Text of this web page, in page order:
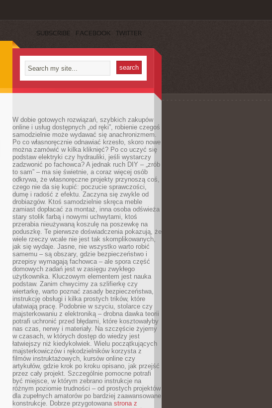
SUBSCRIBE FACEBOOK TWITTER
W dobie gotowych rozwiązań, szybkich zakupów
online i usług dostępnych „od ręki”, robienie czegoś
samodzielnie może wydawać się anachronizmem.
Po co własnoręcznie odnawiać krzesło, skoro nowe
można zamówić w kilka kliknięć? Po co uczyć się
podstaw elektryki czy hydrauliki, jeśli wystarczy
zadzwonić po fachowca? A jednak ruch DIY – „zrób
to sam” – ma się świetnie, a coraz więcej osób
odkrywa, że własnoręczne projekty przynoszą coś,
czego nie da się kupić: poczucie sprawczości,
dumę i radość z efektu. Zaczyna się zwykle od
drobiazgów. Ktoś samodzielnie skręca meble
zamiast dopłacać za montaż, inna osoba odświeża
stary stolik farbą i nowymi uchwytami, ktoś
przerabia nieużywaną koszulę na poszewkę na
poduszkę. Te pierwsze doświadczenia pokazują, że
wiele rzeczy wcale nie jest tak skomplikowanych,
jak się wydaje. Jasne, nie wszystko warto robić
samemu – są obszary, gdzie bezpieczeństwo i
przepisy wymagają fachowca – ale spora część
domowych zadań jest w zasięgu zwykłego
użytkownika. Kluczowym elementem jest nauka
podstaw. Zanim chwycimy za szlifierkę czy
wiertarkę, warto poznać zasady bezpieczeństwa,
instrukcję obsługi i kilka prostych trików, które
ułatwiają pracę. Podobnie w szyciu, stolarce czy
majsterkowaniu z elektroniką – drobna dawka teorii
potrafi uchronić przed błędami, które kosztowałyby
nas czas, nerwy i materiały. Na szczęście żyjemy
w czasach, w których dostęp do wiedzy jest
łatwiejszy niż kiedykolwiek. Wielu początkujących
majsterkowiczów i rękodzielników korzysta z
filmów instruktażowych, kursów online czy
artykułów, gdzie krok po kroku opisano, jak przejść
przez cały projekt. Szczególnie pomocne potrafi
być miejsce, w którym zebrano instrukcje na
różnym poziomie trudności – od prostych projektów
dla zupełnych amatorów po bardziej zaawansowane
konstrukcje. Dobrze przygotowana strona z